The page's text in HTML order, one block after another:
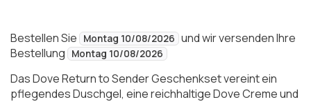
Bestellen Sie Montag 10/08/2026 und wir versenden Ihre
Bestellung
Montag 10/08/2026
Das Dove Return to Sender Geschenkset vereint ein
pflegendes Duschgel, eine reichhaltige Dove Creme und